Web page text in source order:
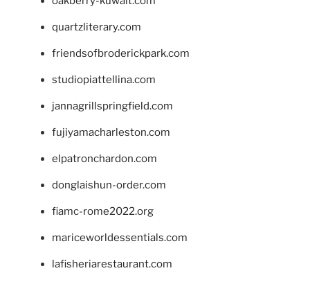
quartzliterary.com
friendsofbroderickpark.com
studiopiattellina.com
jannagrillspringfield.com
fujiyamacharleston.com
elpatronchardon.com
donglaishun-order.com
fiamc-rome2022.org
mariceworldessentials.com
lafisheriarestaurant.com